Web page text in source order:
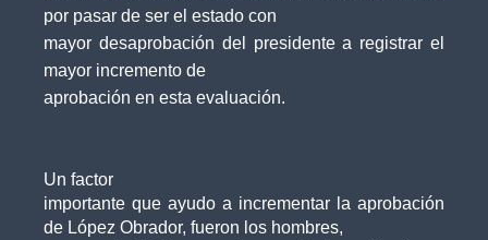
por pasar de ser el estado con
mayor desaprobación del presidente a registrar el
mayor incremento de
aprobación en esta evaluación.
Un factor
importante que ayudo a incrementar la aprobación
de López Obrador, fueron los hombres,